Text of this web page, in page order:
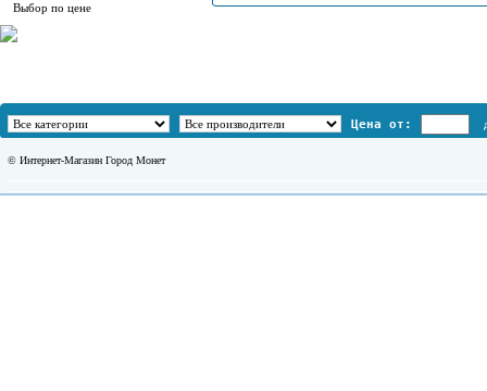
Выбор по цене
Цена от:
© Интернет-Магазин Город Монет